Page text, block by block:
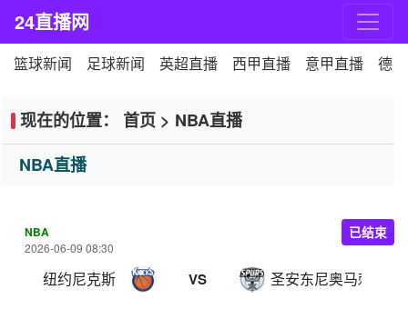
24直播网
篮球新闻 足球新闻 英超直播 西甲直播 意甲直播 德
现在的位置： 首页 > NBA直播
NBA直播
NBA
2026-06-09 08:30
纽约尼克斯 VS 圣安东尼奥马刺
已结束